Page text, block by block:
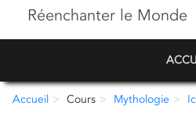
Réenchanter le Monde
Accueil Cours Mythologie